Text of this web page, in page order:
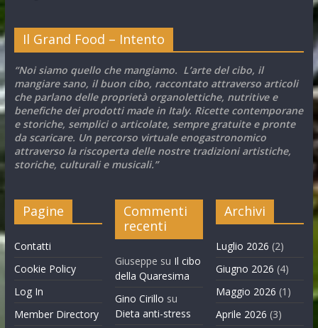
Il Grand Food – Intento
“Noi siamo quello che mangiamo. L’arte del cibo, il
mangiare sano, il buon cibo, raccontato attraverso articoli
che parlano delle proprietà organolettiche, nutritive e
benefiche dei prodotti made in Italy. Ricette contemporane
e storiche, semplici o articolate, sempre gratuite e pronte
da scaricare. Un percorso virtuale enogastronomico
attraverso la riscoperta delle nostre tradizioni artistiche,
storiche, culturali e musicali.”
Pagine
Contatti
Cookie Policy
Log In
Member Directory
Commenti
recenti
Giuseppe su Il cibo
della Quaresima
Gino Cirillo su
Dieta anti-stress
Archivi
Luglio 2026 (2)
Giugno 2026 (4)
Maggio 2026 (1)
Aprile 2026 (3)